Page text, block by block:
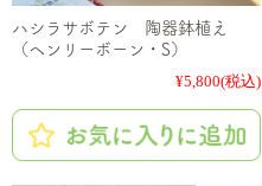
ハシラサボテン 陶器鉢植え
（ヘンリーボーン・S）
¥5,800(税込)